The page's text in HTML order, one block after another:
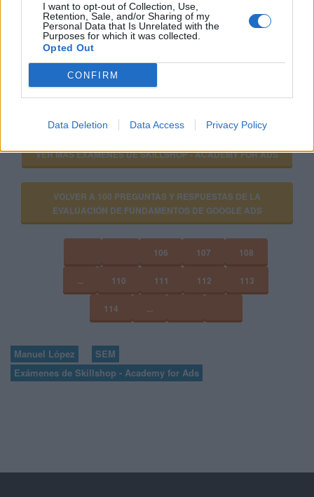
I want to opt-out of Collection, Use,
Retention, Sale, and/or Sharing of my
Personal Data that Is Unrelated with the
Purposes for which it was collected.
Opted Out
CONFIRM
Data Deletion Data Access Privacy Policy
APRENDE A CREAR CAMPAÑAS DE MÁXIMO
RENDIMIENTO EN GOOGLE ADS
Puedes hacer elcurso gratuito de fundamentos de
google adsenSkillshop, el centro de exámenes y
certificación de
Google
VER MÁS EXÁMENES DE SKILLSHOP - ACADEMY FOR ADS
VOLVER A 100 PREGUNTAS Y RESPUESTAS DE LA
EVALUACIÓN DE FUNDAMENTOS DE GOOGLE ADS
106 107 108
... 110 111 112 113
114 ...
Manuel López
SEM
Exámenes de Skillshop - Academy for Ads